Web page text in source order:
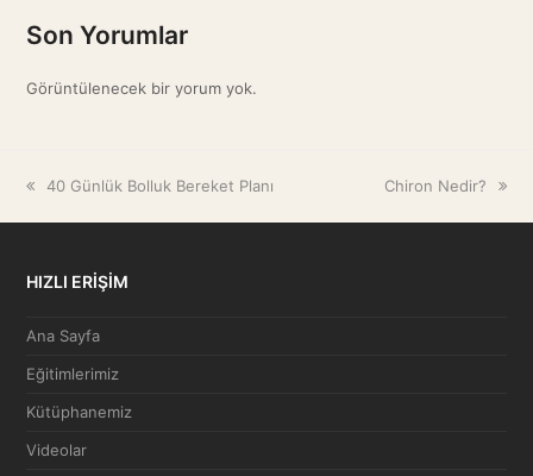
Son Yorumlar
Görüntülenecek bir yorum yok.
previous
40 Günlük Bolluk Bereket Planı
next
Chiron Nedir?
HIZLI ERİŞİM
Ana Sayfa
Eğitimlerimiz
Kütüphanemiz
Videolar